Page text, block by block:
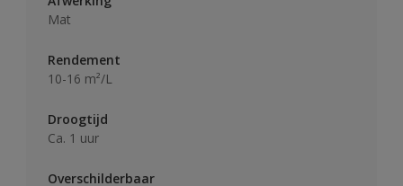
Mat
Rendement
10-16 m²/L
Droogtijd
Ca. 1 uur
Overschilderbaar